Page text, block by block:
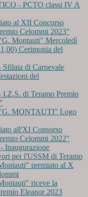
- PCTO classi IV A
al XII Concorso
Celommi 2023"
Montauti" Mercoledì
Cerimonia del
di Carnevale
del
di Teramo Premio
MONTAUTI" Logo
all'XI Consorso
Celommi 2022"
Inaugurazione
per l'USSM di Teramo
premiato al X
riceve la
Eleanor 2023